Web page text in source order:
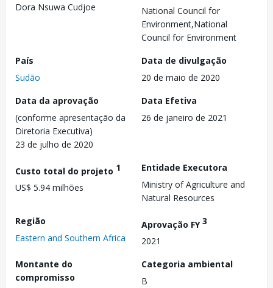
Dora Nsuwa Cudjoe
National Council for
Environment,National
Council for Environment
País
Sudão
Data de divulgação
20 de maio de 2020
Data da aprovação
(conforme apresentação da
Diretoria Executiva)
23 de julho de 2020
Data Efetiva
26 de janeiro de 2021
Custo total do projeto 1
US$ 5.94 milhões
Entidade Executora
Ministry of Agriculture and
Natural Resources
Região
Eastern and Southern Africa
Aprovação FY3
2021
Montante do
compromisso
Categoria ambiental
B